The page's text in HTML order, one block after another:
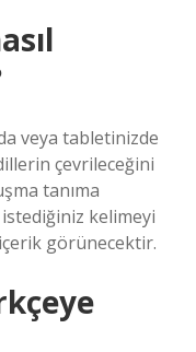
veya tabletinizde
çevrileceğini
tanıma
kelimeyi
görünecektir.